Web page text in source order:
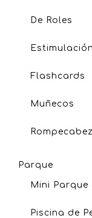
De Roles
Estimulación
Flashcards
Muñecos
Parque
Mini Parque
Piscina de